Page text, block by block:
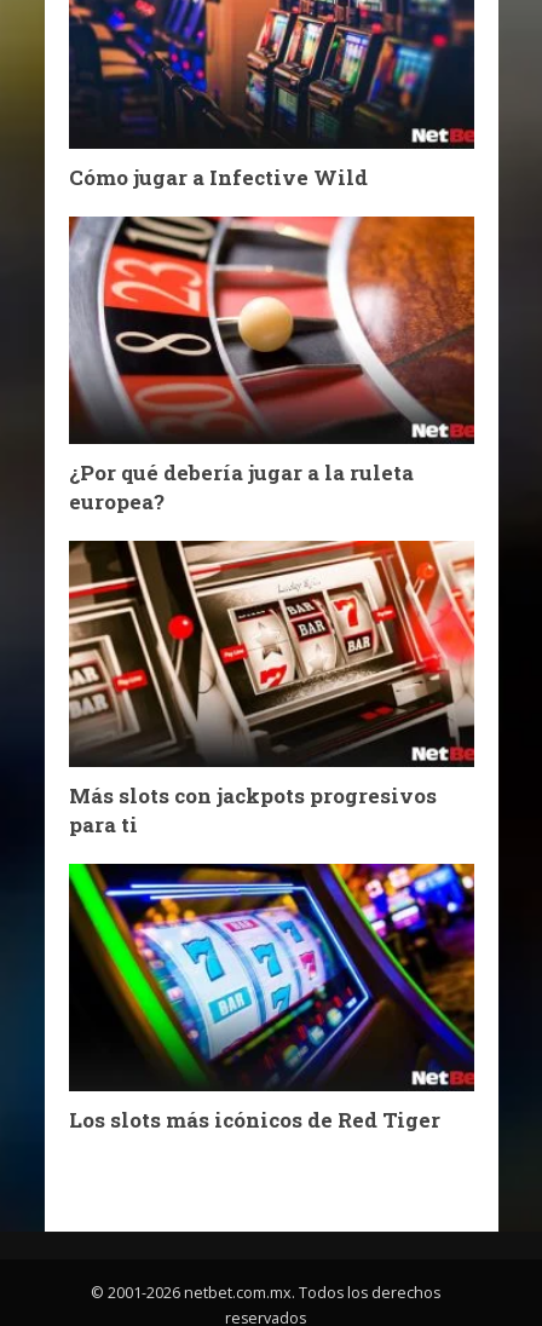
Cómo jugar a Infective Wild
¿Por qué debería jugar a la ruleta
europea?
Más slots con jackpots progresivos
para ti
Los slots más icónicos de Red Tiger
© 2001-2026 netbet.com.mx. Todos los derechos
reservados